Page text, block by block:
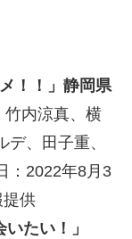
！！」静岡県
内涼真、横
、田子重、
：2022年8月3
提供
たい！」